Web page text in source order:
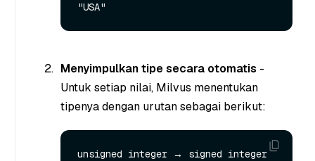
Menyimpulkan tipe secara otomatis -
Untuk setiap nilai, Milvus menentukan
tipenya dengan urutan sebagai berikut:
unsigned integer → signed integer